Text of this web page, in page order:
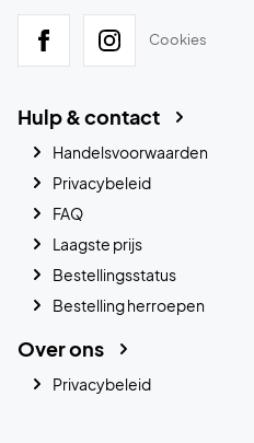
Cookies
Hulp & contact
Handelsvoorwaarden
Privacybeleid
FAQ
Laagste prijs
Bestellingsstatus
Bestelling herroepen
Over ons
Privacybeleid